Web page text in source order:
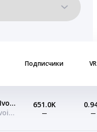
Подписчики VR
La Nouvelle Chaîne Ivoirienne
@lanouvellechaineivoirienne
651.0K
— —